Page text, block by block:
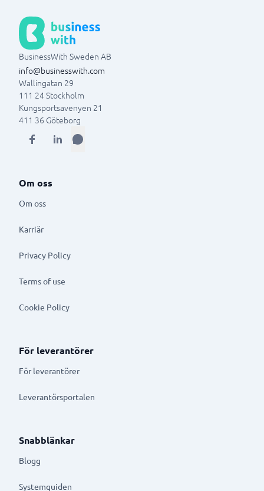
BusinessWith Sweden AB
info@businesswith.com
Wallingatan 29
111 24Stockholm
Kungsportsavenyen 21
411 36 Göteborg
Om oss
Om oss
Karriär
Privacy Policy
Terms of use
Cookie Policy
För leverantörer
För leverantörer
Leverantörsportalen
Snabblänkar
Blogg
Systemguiden